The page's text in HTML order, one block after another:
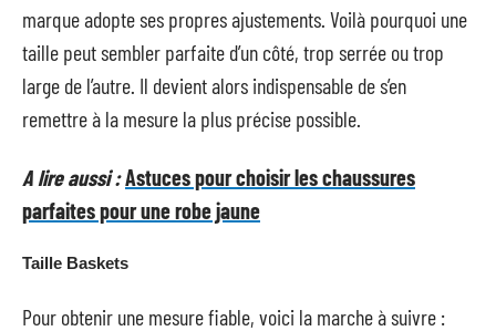
marque adopte ses propres ajustements. Voilà pourquoi une
taille peut sembler parfaite d’un côté, trop serrée ou trop
large de l’autre. Il devient alors indispensable de s’en
remettre à la mesure la plus précise possible.
A lire aussi :Astuces pour choisir les chaussures
parfaites pour une robe jaune
Taille Baskets
Pour obtenir une mesure fiable, voici la marche à suivre :